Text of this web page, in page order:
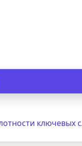
ключевых